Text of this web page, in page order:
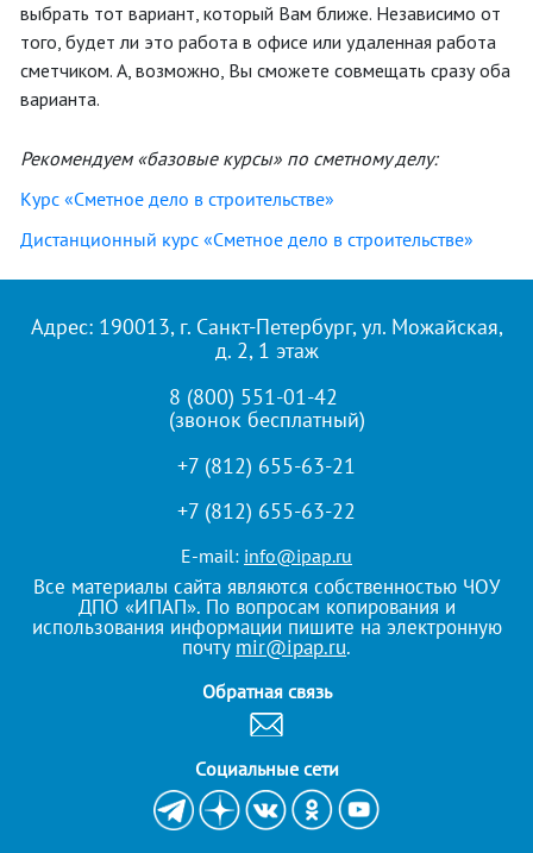
выбрать тот вариант, который Вам ближе. Независимо от
того, будет ли это работа в офисе или удаленная работа
сметчиком. А, возможно, Вы сможете совмещать сразу оба
варианта.
Рекомендуем «базовые курсы» по сметному делу:
Курс «Сметное дело в строительстве»
Дистанционный курс «Сметное дело в строительстве»
Адрес: 190013, г. Санкт-Петербург, ул. Можайская,
д. 2, 1 этаж
8 (800) 551-01-42
(звонок бесплатный)
+7 (812) 655-63-21
+7 (812) 655-63-22
E-mail: info@ipap.ru
Все материалы сайта являются собственностью ЧОУ
ДПО «ИПАП». По вопросам копирования и
использования информации пишите на электронную
почту mir@ipap.ru.
Обратная связь
Cоциальные сети